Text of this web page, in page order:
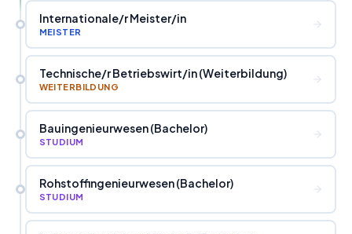
Internationale/r Meister/in
MEISTER
Technische/r Betriebswirt/in (Weiterbildung)
WEITERBILDUNG
Bauingenieurwesen (Bachelor)
STUDIUM
Rohstoffingenieurwesen (Bachelor)
STUDIUM